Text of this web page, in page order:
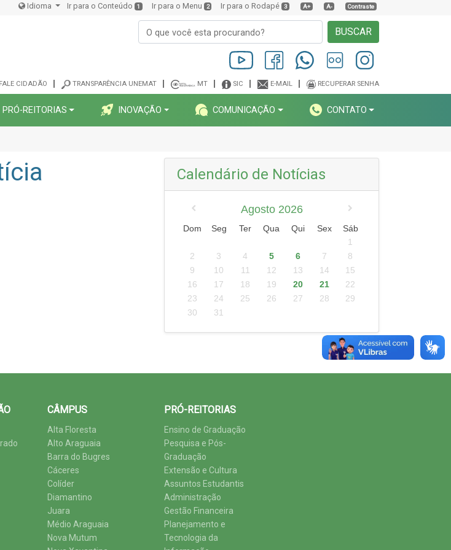
Idioma Ir para o Conteúdo 1 Ir para o Menu 2 Ir para o Rodapé 3 A+ A- Contraste
BUSCAR
FALE CIDADÃO TRANSPARÊNCIA UNEMAT MT SIC E-MAIL RECUPERAR SENHA
PRÓ-REITORIAS INOVAÇÃO COMUNICAÇÃO CONTATO
Calendário de Notícias
Agosto 2026
Dom Seg Ter Qua Qui Sex
Sáb
1
2
3 4 5 6 7
8
9
10 11 12 13 14
15
16
17 18 19 20 21
22
23
24 25 26 27 28
29
30
31
CÂMPUS
Alta Floresta
Alto Araguaia
Barra do Bugres
Cáceres
Colíder
Diamantino
Juara
Médio Araguaia
Nova Mutum
PRÓ-REITORIAS
Ensino de Graduação
Pesquisa e Pós-
Graduação
Extensão e Cultura
Assuntos Estudantis
Administração
Gestão Financeira
Planejamento e
Tecnologia da